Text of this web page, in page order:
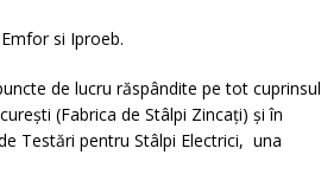
si Iproeb.
de lucru răspândite pe tot cuprinsul
(Fabrica de Stâlpi Zincați) şi în
Testări pentru Stâlpi Electrici, una